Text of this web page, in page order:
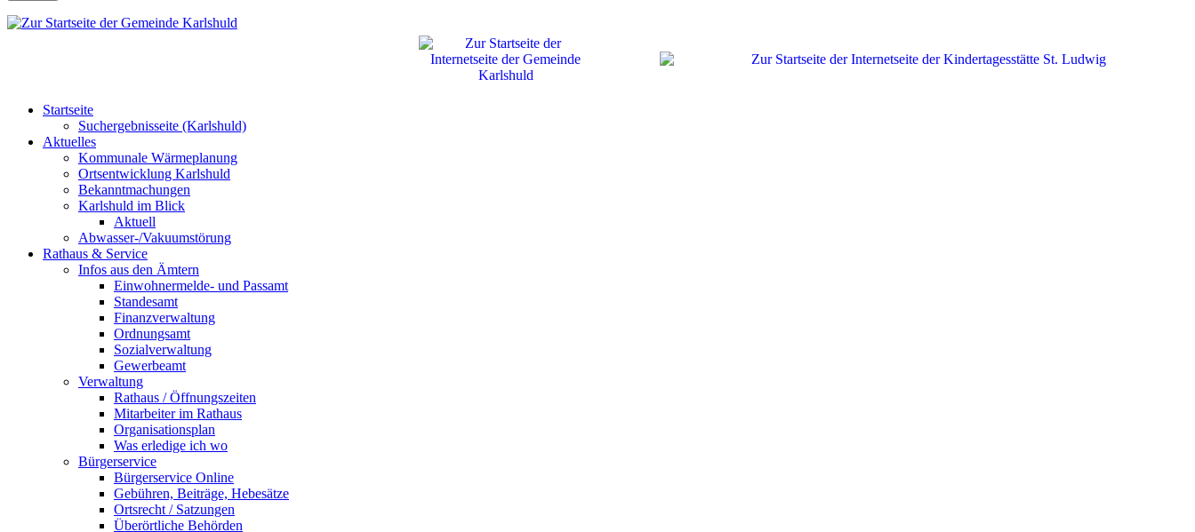
Startseite
Suchergebnisseite (Karlshuld)
Aktuelles
Kommunale Wärmeplanung
Ortsentwicklung Karlshuld
Bekanntmachungen
Karlshuld im Blick
Aktuell
Abwasser-/Vakuumstörung
Rathaus & Service
Infos aus den Ämtern
Einwohnermelde- und Passamt
Standesamt
Finanzverwaltung
Ordnungsamt
Sozialverwaltung
Gewerbeamt
Verwaltung
Rathaus / Öffnungszeiten
Mitarbeiter im Rathaus
Organisationsplan
Was erledige ich wo
Bürgerservice
Bürgerservice Online
Gebühren, Beiträge, Hebesätze
Ortsrecht / Satzungen
Überörtliche Behörden